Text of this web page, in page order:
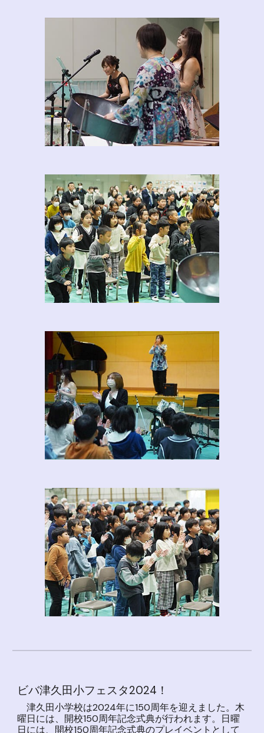
ビバ津久田小フェスタ2024！
津久田小学校は2024年に150周年を迎えました。木
曜日には、開校150周年記念式典が行われます。日曜
日には、開校150周年記念式典のプレイベントとして